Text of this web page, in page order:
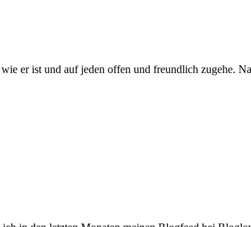
er ist und auf jeden offen und freundlich zugehe.